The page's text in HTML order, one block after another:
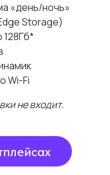
«день/ночь»
Storage)
128Гб*
Wi-Fi
не входит.